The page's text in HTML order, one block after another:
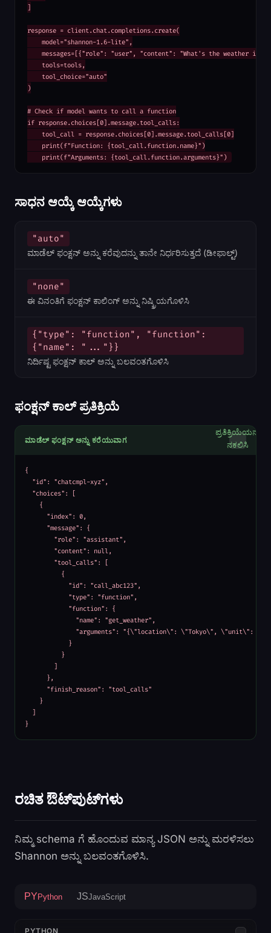
]
response = client.chat.completions.create(
    model="shannon-1.6-lite",
messages=[{"role": "user", "content": "What's the weather in
    tools=tools,
    tool_choice="auto"
)
# Check if model wants to call a function
if response.choices[0].message.tool_calls:
    tool_call = response.choices[0].message.tool_calls[0]
    print(f"Function: {tool_call.function.name}")
    print(f"Arguments: {tool_call.function.arguments}")
ಸಾಧನ ಆಯ್ಕೆ ಆಯ್ಕೆಗಳು
"auto"
ಮಾಡೆಲ್ ಫಂಕ್ಷನ್ ಅನ್ನು ಕರೆವುದನ್ನು ತಾನೇ ನಿರ್ಧರಿಸುತ್ತದೆ (ಡೀಫಾಲ್ಟ್)
"none"
ಈ ವಿನಂತಿಗೆ ಫಂಕ್ಷನ್ ಕಾಲಿಂಗ್ ಅನ್ನು ನಿಷ್ಕ್ರಿಯಗೊಳಿಸಿ
{"type": "function", "function":
{"name": "..."}}
ನಿರ್ದಿಷ್ಟ ಫಂಕ್ಷನ್ ಕಾಲ್ ಅನ್ನು ಬಲವಂತಗೊಳಿಸಿ
ಫಂಕ್ಷನ್ ಕಾಲ್ ಪ್ರತಿಕ್ರಿಯೆ
ಮಾಡೆಲ್ ಫಂಕ್ಷನ್ ಅನ್ನು ಕರೆಯುವಾಗ
ಪ್ರತಿಕ್ರಿಯೆಯನ್ನು
ನಕಲಿಸಿ
{
  "id": "chatcmpl-xyz",
  "choices": [
    {
      "index": 0,
      "message": {
        "role": "assistant",
        "content": null,
        "tool_calls": [
          {
            "id": "call_abc123",
            "type": "function",
            "function": {
              "name": "get_weather",
"arguments": "{\"location\": \"Tokyo\", \"unit\":
            }
          }
        ]
      },
      "finish_reason": "tool_calls"
    }
  ]
}
ರಚಿತ ಔಟ್‌ಪುಟ್‌ಗಳು
ನಿಮ್ಮ schema ಗೆ ಹೊಂದುವ ಮಾನ್ಯ JSON ಅನ್ನು ಮರಳಿಸಲು
Shannon ಅನ್ನು ಬಲವಂತಗೊಳಿಸಿ.
PYPython JSJavaScript
PYTHON